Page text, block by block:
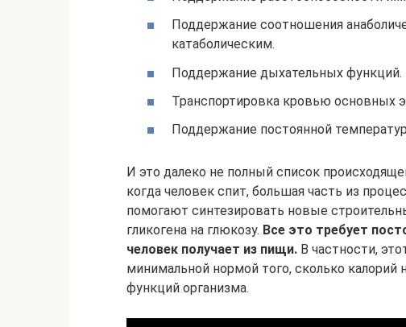
Поддержание соотношения
катаболическим.
Поддержание дыхательных функций.
Транспортировка кровью основных
Поддержание постоянной
И это далеко не полный список
когда человек спит, большая часть из
помогают синтезировать новые
гликогена на глюкозу. Все это требует
человек получает из пищи. В частности,
минимальной нормой того, сколько
функций организма.